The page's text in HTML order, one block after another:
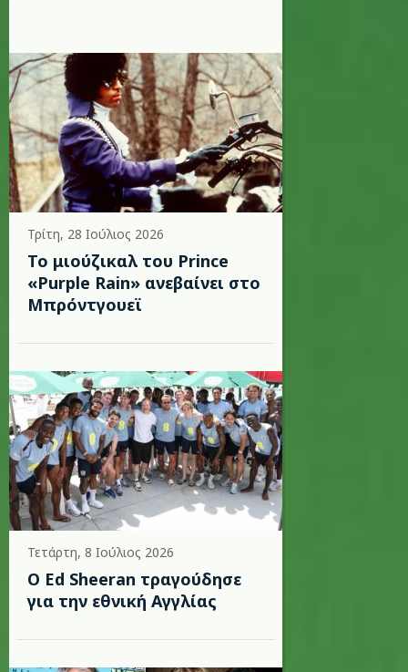
Τρίτη, 28 Ιούλιος 2026
Το μιούζικαλ του Prince
«Purple Rain» ανεβαίνει στο
Μπρόντγουεϊ
Τετάρτη, 8 Ιούλιος 2026
Ο Ed Sheeran τραγούδησε
για την εθνική Αγγλίας